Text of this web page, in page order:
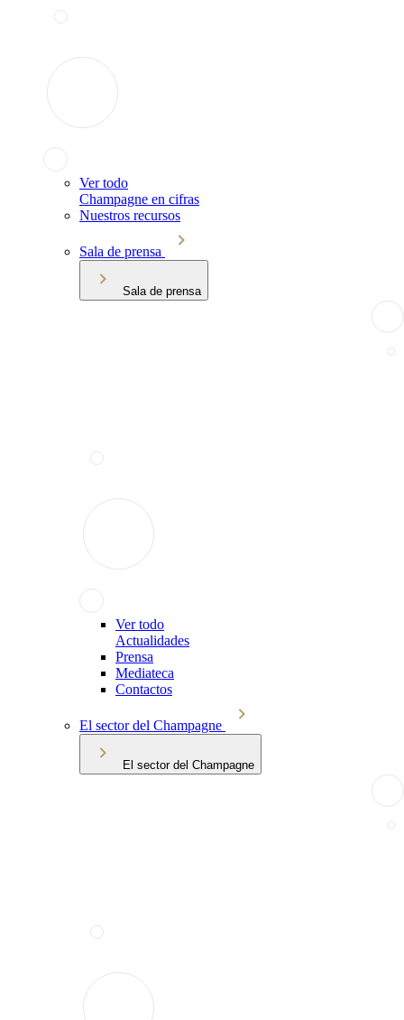
Ver todo
Champagne en cifras
Nuestros recursos
Sala de prensa
Sala de prensa
Ver todo
Actualidades
Prensa
Mediateca
Contactos
El sector del Champagne
El sector del Champagne